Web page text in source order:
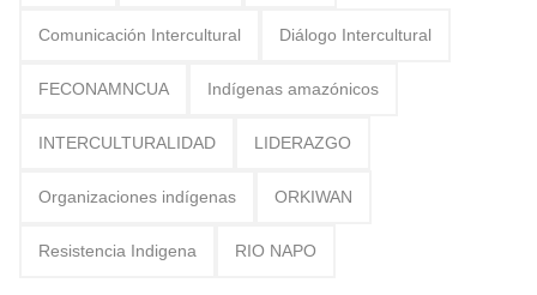
Comunicación Intercultural Diálogo Intercultural
FECONAMNCUA Indígenas amazónicos
INTERCULTURALIDAD LIDERAZGO
Organizaciones indígenas ORKIWAN
Resistencia Indigena RIO NAPO